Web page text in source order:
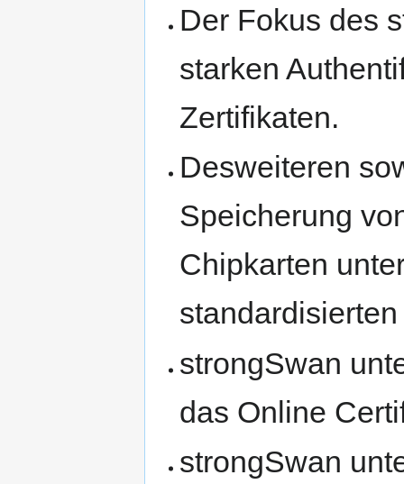
Der Fokus des
starken
Zertifikaten.
Desweiteren
Speicherung
Chipkarten
strongSwan
das Online
strongSwan